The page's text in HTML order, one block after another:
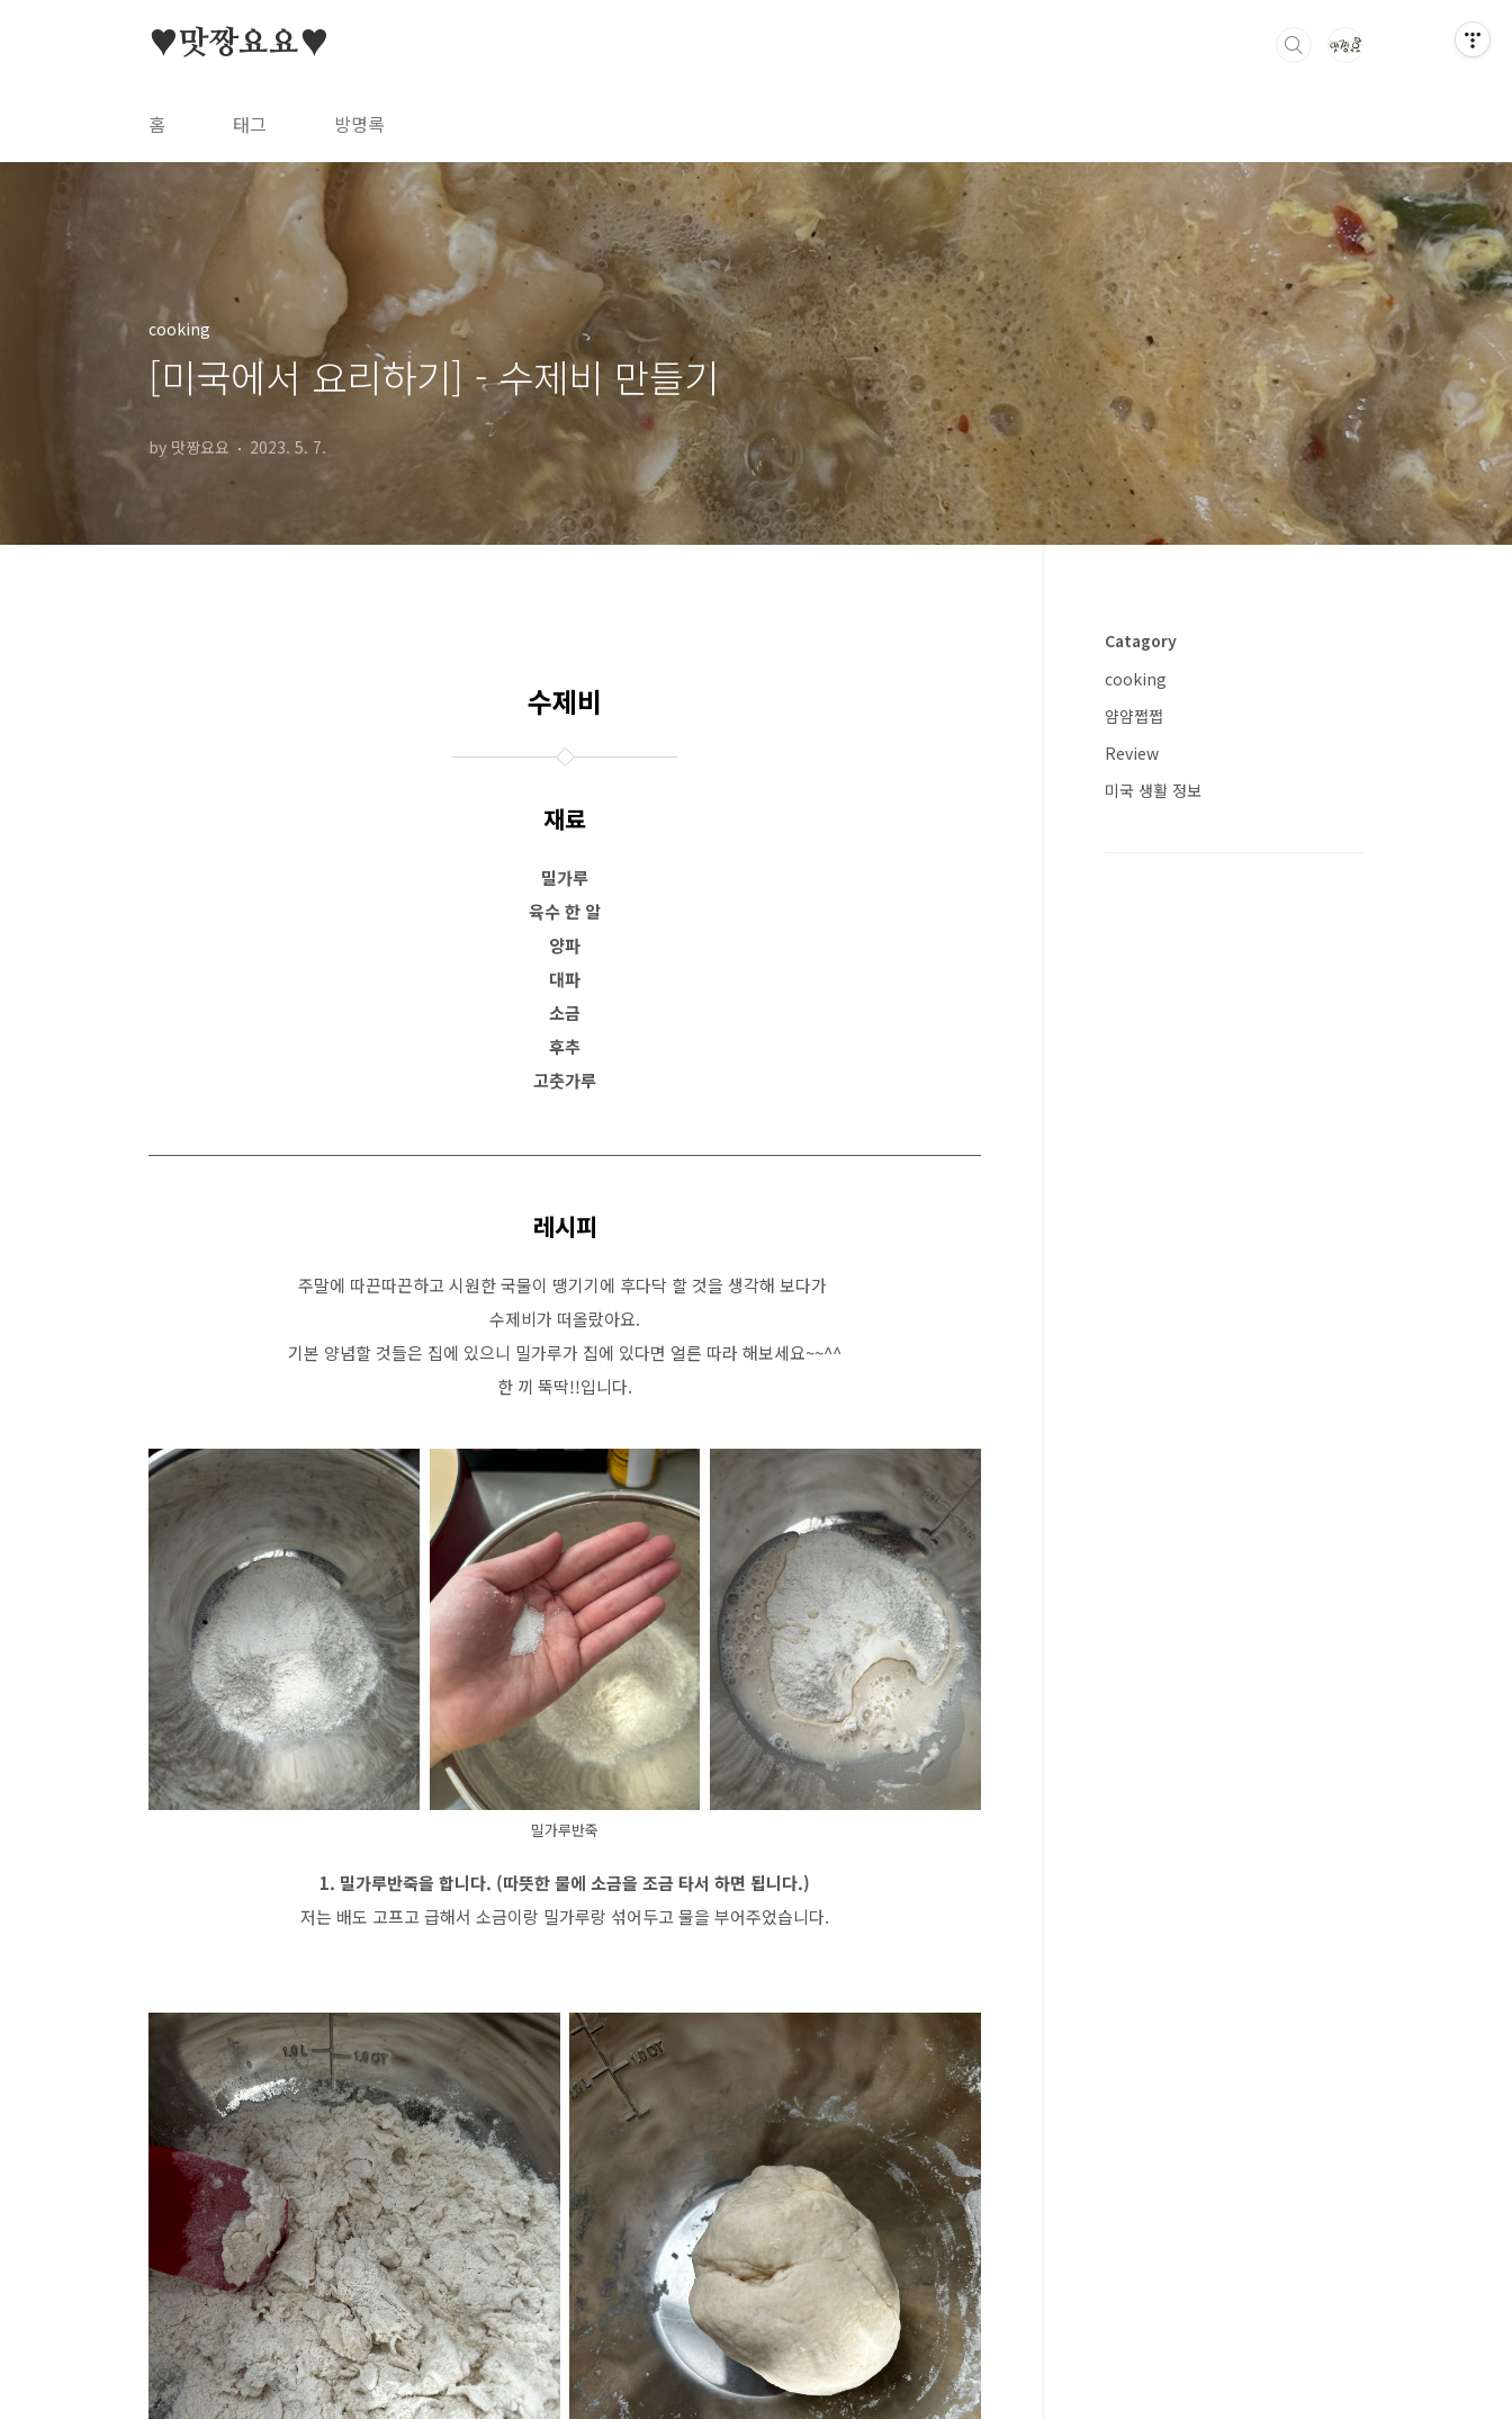
♥맛짱요요♥
홈 태그 방명록
cooking
[미국에서 요리하기] - 수제비 만들기
by 맛짱요요 2023. 5. 7.
수제비
재료
밀가루
육수 한 알
양파
대파
소금
후추
고춧가루
레시피
주말에 따끈따끈하고 시원한 국물이 땡기기에 후다닥 할 것을 생각해 보다가
수제비가 떠올랐아요.
기본 양념할 것들은 집에 있으니 밀가루가 집에 있다면 얼른 따라 해보세요~~^^
한 끼 뚝딱!!입니다.
밀가루반죽
1. 밀가루반죽을 합니다. (따뜻한 물에 소금을 조금 타서 하면 됩니다.)
저는 배도 고프고 급해서 소금이랑 밀가루랑 섞어두고 물을 부어주었습니다.
Catagory
cooking
얌얌쩝쩝
Review
미국 생활 정보